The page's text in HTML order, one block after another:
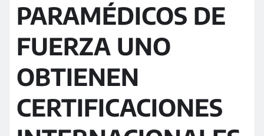
PARAMÉDICOS DE
FUERZA UNO
OBTIENEN
CERTIFICACIONES